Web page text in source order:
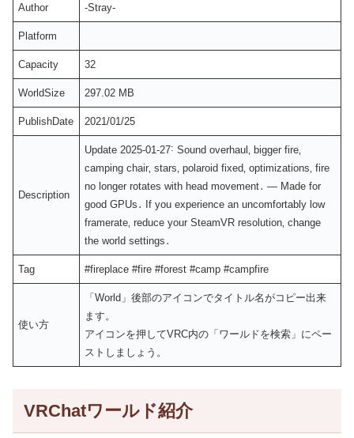
Author -Stray-
Platform
Capacity 32
WorldSize 297.02 MB
PublishDate 2021/01/25
Description
Update 2025-01-27˸ Sound overhaul‚ bigger fire‚
camping chair‚ stars‚ polaroid fixed‚ optimizations‚ fire
no longer rotates with head movement․ — Made for
good GPUs․ If you experience an uncomfortably low
framerate‚ reduce your SteamVR resolution‚ change
the world settings․
Tag #fireplace #fire #forest #camp #campfire
使い方
「World」後部のアイコンでタイトル名がコピー出来
ます。
アイコンを押してVRC内の「ワールドを検索」にペー
ストしましょう。
VRChatワールド紹介